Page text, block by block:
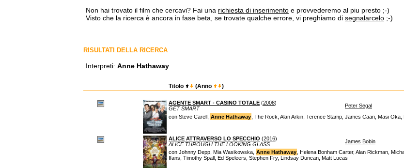
Non hai trovato il film che cercavi? Fai una richiesta di inserimento e provvederemo al piu presto ;-)
Visto che la ricerca è ancora in fase beta, se trovate qualche errore, vi preghiamo di segnalarcelo ;-)
RISULTATI DELLA RICERCA
Interpreti: Anne Hathaway
Titolo (Anno )
AGENTE SMART - CASINO TOTALE (2008)
GET SMART
Peter Segal
con Steve Carell, Anne Hathaway , The Rock, Alan Arkin, Terence Stamp, James Caan, Masi
ALICE ATTRAVERSO LO SPECCHIO (2016)
ALICE THROUGH THE LOOKING GLASS
James Bobin
con Johnny Depp, Mia Wasikowska, Anne Hathaway , Helena Bonham Carter, Alan Rickman,
Ifans, Timothy Spall, Ed Speleers, Stephen Fry, Lindsay Duncan, Matt Lucas